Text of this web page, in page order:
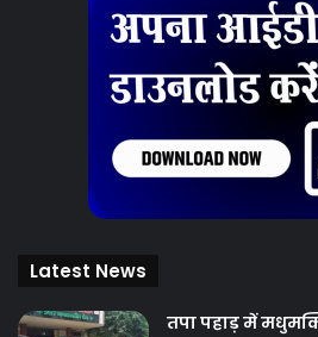
Latest News
तपा पहाड़ में